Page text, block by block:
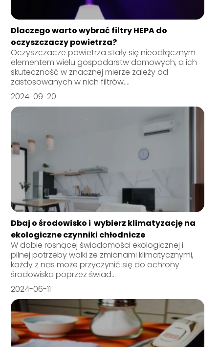
Dlaczego warto wybrać filtry HEPA do
oczyszczaczy powietrza?
Oczyszczacze powietrza stały się nieodłącznym
elementem wielu gospodarstw domowych, a ich
skuteczność w znacznej mierze zależy od
zastosowanych w nich filtrów....
2024-09-20
Dbaj o środowisko i wybierz klimatyzację na
ekologiczne czynniki chłodnicze
W dobie rosnącej świadomości ekologicznej i
pilnej potrzeby walki ze zmianami klimatycznymi,
każdy z nas może przyczynić się do ochrony
środowiska poprzez świad...
2024-06-11